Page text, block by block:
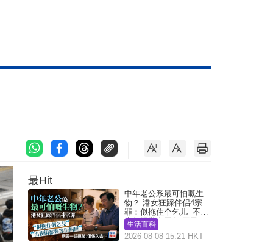
最Hit
中年老公系最可怕嘅生
物？ 港女狂踩伴侣4宗
罪：似拖住个乞儿 不解
为何经常去厕所 网民一
语道破
生活百科
2026-08-08 15:21 HKT